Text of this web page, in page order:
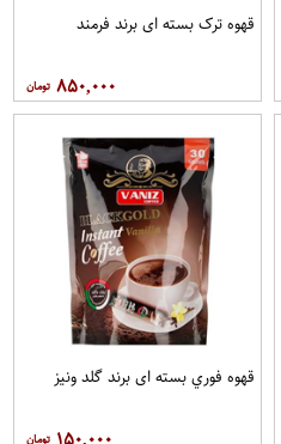
قهوه ترک بسته ای برند فرمند
۸۵۰,۰۰۰
قهوه فوري بسته ای برند گلد ونيز